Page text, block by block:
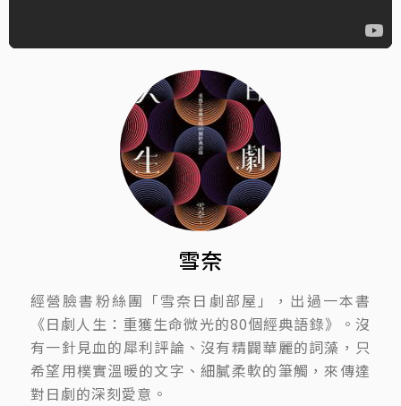
雪奈
經營臉書粉絲團「雪奈日劇部屋」，出過一本書
《日劇人生：重獲生命微光的80個經典語錄》。沒
有一針見血的犀利評論、沒有精闢華麗的詞藻，只
希望用樸實溫暖的文字、細膩柔軟的筆觸，來傳達
對日劇的深刻愛意。